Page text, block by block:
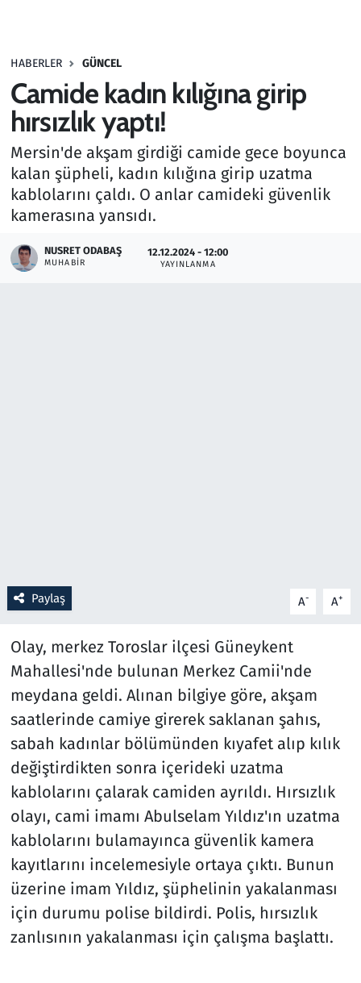
HABERLER GÜNCEL
Camide kadın kılığına girip
hırsızlık yaptı!
Mersin'de akşam girdiği camide gece boyunca
kalan şüpheli, kadın kılığına girip uzatma
kablolarını çaldı. O anlar camideki güvenlik
kamerasına yansıdı.
NUSRET ODABAŞ
MUHABIR
12.12.2024 - 12:00
YAYINLANMA
Paylaş A- A+
Olay, merkez Toroslar ilçesi Güneykent
Mahallesi'nde bulunan Merkez Camii'nde
meydana geldi. Alınan bilgiye göre, akşam
saatlerinde camiye girerek saklanan şahıs,
sabah kadınlar bölümünden kıyafet alıp kılık
değiştirdikten sonra içerideki uzatma
kablolarını çalarak camiden ayrıldı. Hırsızlık
olayı, cami imamı Abulselam Yıldız'ın uzatma
kablolarını bulamayınca güvenlik kamera
kayıtlarını incelemesiyle ortaya çıktı. Bunun
üzerine imam Yıldız, şüphelinin yakalanması
için durumu polise bildirdi. Polis, hırsızlık
zanlısının yakalanması için çalışma başlattı.
Haber
Kültür Sanat
Kurumsal Haberler
Lezzet Durağı
Spor
Teknoloji ve Bilim
Televizyon